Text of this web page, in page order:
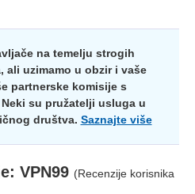
na temelju strogih
ali uzimamo u obzir i vaše
partnerske komisije s
su pružatelji usluga u
društva. Saznajte više
VPN99 (Recenzije korisnika